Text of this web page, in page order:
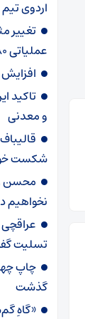
اردوی
تغییر
عملیاتی ۸۰ درصد رشد کرد
تاکید
و معدنی
شکست
محسن
نخواهیم
تسلیت
گذشت
«گاهِ